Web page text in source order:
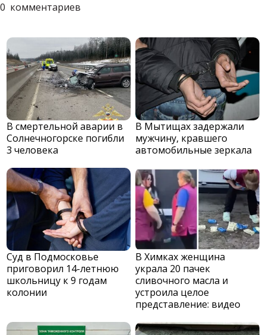
0 комментариев
В смертельной аварии в
Солнечногорске погибли
3 человека
В Мытищах задержали
мужчину, кравшего
автомобильные зеркала
Суд в Подмосковье
приговорил 14-летнюю
школьницу к 9 годам
колонии
В Химках женщина
украла 20 пачек
сливочного масла и
устроила целое
представление: видео